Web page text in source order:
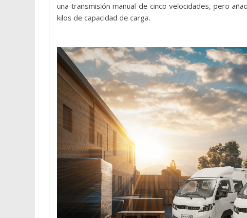
una transmisión manual de cinco velocidades, pero
kilos de capacidad de carga.